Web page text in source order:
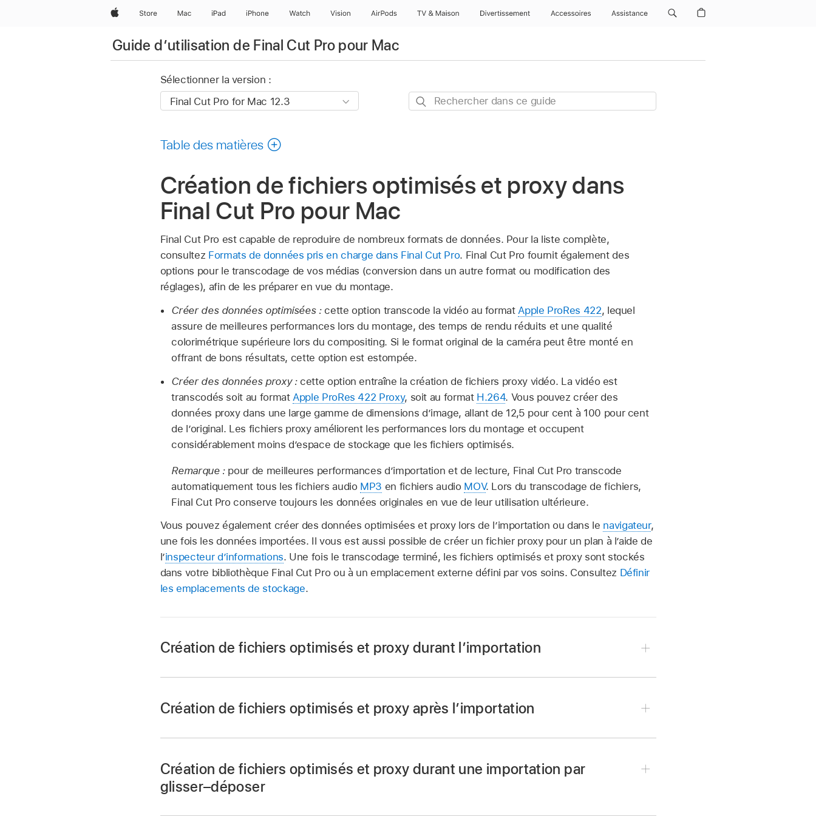
AppleStore Mac iPad iPhone Watch Vision AirPods TV & Maison Divertissements Accessoires Assistance
Guide d’utilisation de Final Cut Pro pour Mac
Sélectionner la version :
Rechercher
Table des matières
Création de fichiers optimisés et proxy dans
Final Cut Pro pour Mac
Final Cut Pro est capable de reproduire de nombreux formats de données. Pour la liste complète,
consultez Formats de données pris en charge dans Final Cut Pro. Final Cut Pro fournit également des
options pour le transcodage de vos médias (conversion dans un autre format ou modification des
réglages), afin de les préparer en vue du montage.
Créer des données optimisées :cette option transcode la vidéo au format Apple ProRes 422, lequel
assure de meilleures performances lors du montage, des temps de rendu réduits et une qualité
colorimétrique supérieure lors du compositing. Si le format original de la caméra peut être monté en
offrant de bons résultats, cette option est estompée.
Créer des données proxy :cette option entraîne la création de fichiers proxy vidéo. La vidéo est
transcodés soit au format Apple ProRes 422 Proxy, soit au format H.264. Vous pouvez créer des
données proxy dans une large gamme de dimensions d’image, allant de 12,5 pour cent à 100 pour cent
de l’original. Les fichiers proxy améliorent les performances lors du montage et occupent
considérablement moins d’espace de stockage que les fichiers optimisés.
Remarque : pour de meilleures performances d’importation et de lecture, Final Cut Pro transcode
automatiquement tous les fichiers audio MP3 en fichiers audio MOV. Lors du transcodage de fichiers,
Final Cut Pro conserve toujours les données originales en vue de leur utilisation ultérieure.
Vous pouvez également créer des données optimisées et proxy lors de l’importation ou dans le navigateur,
une fois les données importées. Il vous est aussi possible de créer un fichier proxy pour un plan à l’aide de
l’inspecteur d’informations. Une fois le transcodage terminé, les fichiers optimisés et proxy sont stockés
dans votre bibliothèque Final Cut Pro ou à un emplacement externe défini par vos soins. Consultez Définir
les emplacements de stockage.
Création de fichiers optimisés et proxy durant l’importation
fichier compatible :connectez l’appareil à votre Mac, allumez-le, choisissez Fichier > Importer >
Média (ou appuyez sur Commande + I), accédez aux données à importer et sélectionnez-les.
Création de fichiers optimisés et proxy après l’importation
Tout en maintenant la touche Contrôle enfoncée, cliquez sur un ou plusieurs plans dans le
navigateur de Final Cut Pro ou sur des évènements dans la
barre latérale Bibliothèques
choisissez Transcoder les données dans le menu contextuel.
Création de fichiers optimisés et proxy durant une importation par
glisser–déposer